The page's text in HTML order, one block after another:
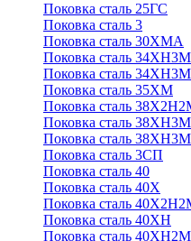
Поковка сталь 25ГС
Поковка сталь 3
Поковка сталь 30ХМА
Поковка сталь 34ХН3М
Поковка сталь
Поковка сталь 35ХМ
Поковка сталь
Поковка сталь
Поковка сталь
Поковка сталь 3СП
Поковка сталь 40
Поковка сталь 40Х
Поковка сталь
Поковка сталь 40ХН
Поковка сталь